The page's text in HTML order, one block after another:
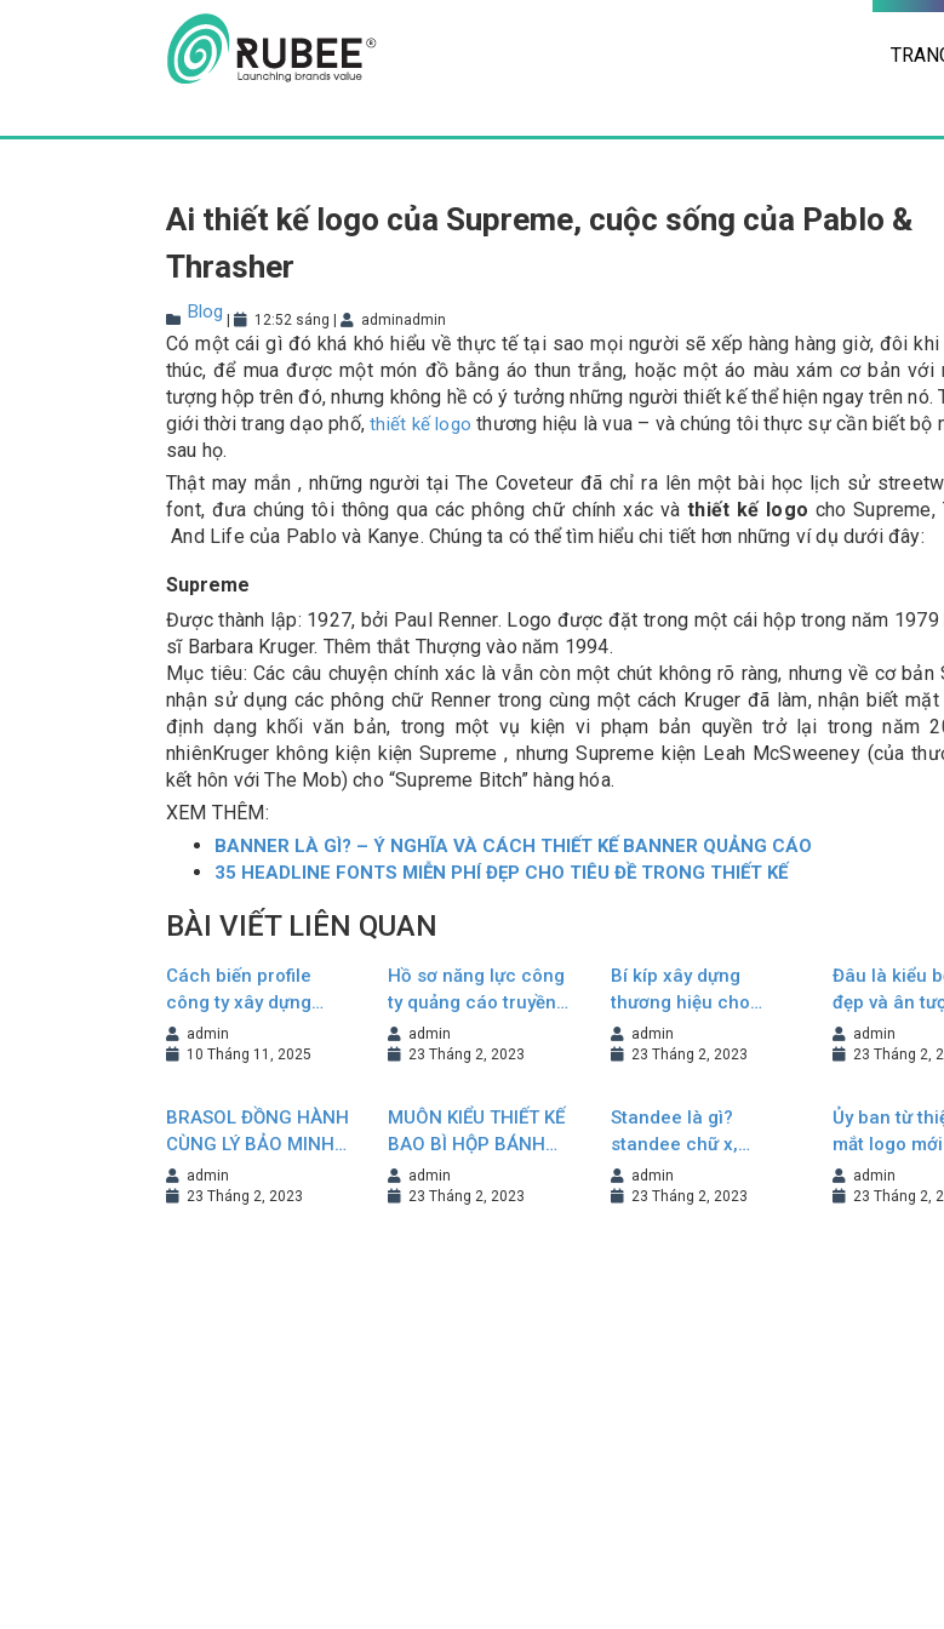
Ai thiết kế logo của Supreme, cuộc sống của Pablo &
Thrasher
Blog 12:52 sáng adminadmin
Có một cái gì đó khá khó hiểu về thực tế tại sao mọi người sẽ xếp hàng hàng giờ, đôi khi
thúc, để mua được một món đồ bằng áo thun trắng, hoặc một áo màu xám cơ bản với
tượng hộp trên đó, nhưng không hề có ý tưởng những người thiết kế thể hiện ngay trên nó.
giới thời trang dạo phố,thiết kế logo thương hiệu là vua – và chúng tôi thực sự cần biết bộ
sau họ.
Thật may mắn , những người tại The Coveteur đã chỉ ra lên một bài học lịch sử
font, đưa chúng tôi thông qua các phông chữ chính xác vàthiết kế logo cho Supreme,
And Life của Pablo và Kanye. Chúng ta có thể tìm hiểu chi tiết hơn những ví dụ dưới đây:
Supreme
Được thành lập: 1927, bởi Paul Renner. Logo được đặt trong một cái hộp trong năm 1979
sĩ Barbara Kruger. Thêm thắt Thượng vào năm 1994.
Mục tiêu: Các câu chuyện chính xác là vẫn còn một chút không rõ ràng, nhưng về cơ bản
nhận sử dụng các phông chữ Renner trong cùng một cách Kruger đã làm, nhận biết
định dạng khối văn bản, trong một vụ kiện vi phạm bản quyền trở lại trong năm
nhiênKruger không kiện kiện Supreme , nhưng Supreme kiện Leah McSweeney (của
kết hôn với The Mob) cho “Supreme Bitch” hàng hóa.
XEM THÊM:
BANNER LÀ GÌ? – Ý NGHĨA VÀ CÁCH THIẾT KẾ BANNER QUẢNG CÁO
35 HEADLINE FONTS MIỄN PHÍ ĐẸP CHO TIÊU ĐỀ TRONG THIẾT KẾ
BÀI VIẾT LIÊN QUAN
Cách biến profile
công ty xây dựng
thành tài liệu bán
hàng hiệu quả
admin
10 Tháng 11, 2025
Hồ sơ năng lực công
ty quảng cáo truyền
thông
admin
23 Tháng 2, 2023
Bí kíp xây dựng
thương hiệu cho
doanh nghiệp
admin
23 Tháng 2, 2023
Đâu là kiểu
đẹp và ân
trong thiết kế
Brochure?
admin
23 Tháng 2,
BRASOL ĐỒNG HÀNH
CÙNG LÝ BẢO MINH
TIẾP NỐI VÀ KHẲNG
ĐỊNH THƯƠNG HIỆU
admin
23 Tháng 2, 2023
MUÔN KIỂU THIẾT KẾ
BAO BÌ HỘP BÁNH
TRUNG THU NÂNG
TẦM GIÁ TRỊ
admin
23 Tháng 2, 2023
Standee là gì?
standee chữ x,
standee cuốn, cách
thiết kế standee đẹp
admin
23 Tháng 2, 2023
Ủy ban từ
mắt logo mới
admin
23 Tháng 2,